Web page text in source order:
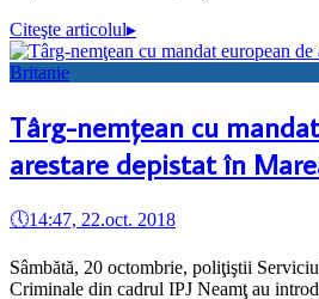
Citeşte articolul▸
Târg-nemţean cu
arestare depistat în
🕔14:47, 22.oct. 2018
Sâmbătă, 20 octombrie, poliţiştii
Criminale din cadrul IPJ Neamţ au